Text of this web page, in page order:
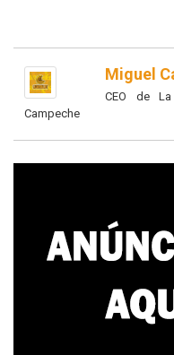
Miguel
CEO de
Campeche